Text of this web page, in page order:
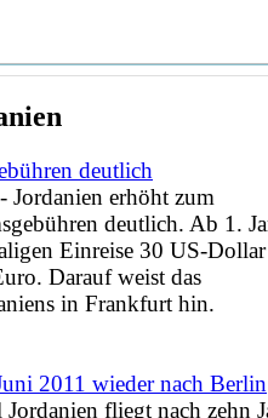
deutlich
erhöht zum
deutlich. Ab 1.
Einreise 30 US-
Darauf weist das
in Frankfurt hin.
2011 wieder nach Berlin
fliegt nach zehn